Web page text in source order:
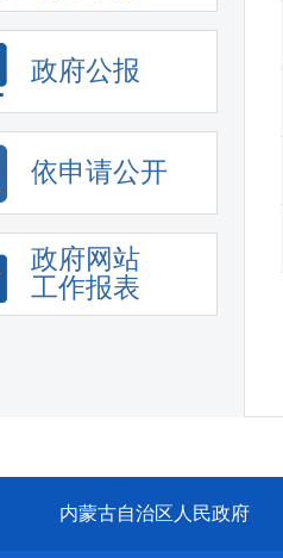
重点领域公开
政府工作报告
基层政务公开标准化...
目录清单
主动公开事项目录
政府公报
依申请公开
政府网站
工作报表
内蒙古自治区人民政府